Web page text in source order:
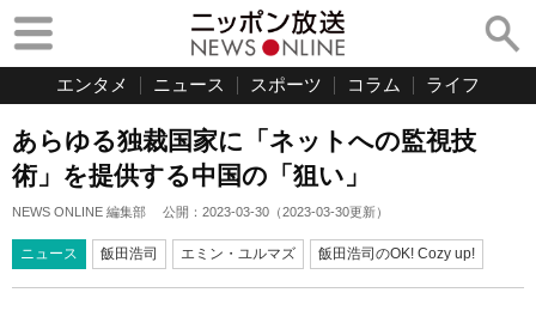
エンタメ ニュース スポーツ コラム ライフ
あらゆる独裁国家に「ネットへの監視技
術」を提供する中国の「狙い」
NEWS ONLINE 編集部 公開： 2023-03-30 （2023-03-30更新）
ニュース 飯田浩司 エミン・ユルマズ 飯田浩司のOK! Cozy up!